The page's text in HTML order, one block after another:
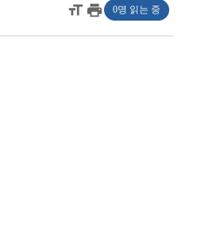
format_sizeprint 0명 읽는 중